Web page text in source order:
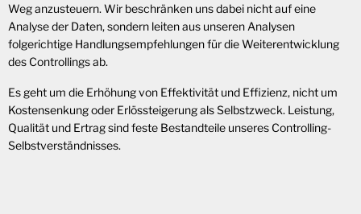
Weg anzusteuern. Wir beschränken uns dabei nicht auf eine
Analyse der Daten, sondern leiten aus unseren Analysen
folgerichtige Handlungsempfehlungen für die Weiterentwicklung
des Controllings ab.
Es geht um die Erhöhung von Effektivität und Effizienz, nicht um
Kostensenkung oder Erlössteigerung als Selbstzweck. Leistung,
Qualität und Ertrag sind feste Bestandteile unseres Controlling-
Selbstverständnisses.